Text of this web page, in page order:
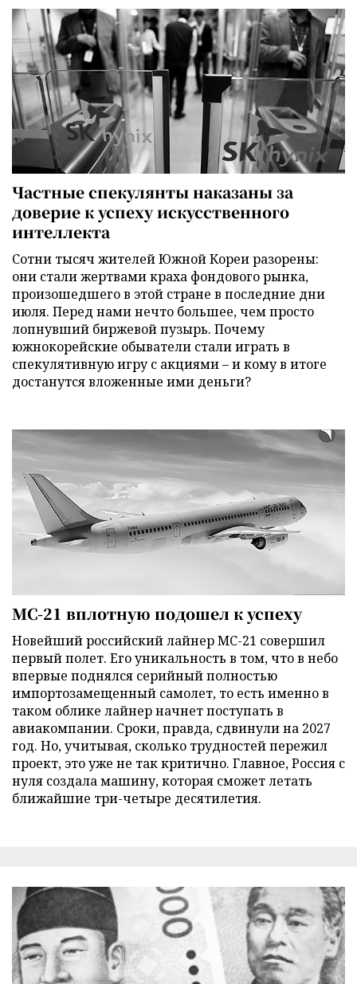
Частные спекулянты наказаны за
доверие к успеху искусственного
интеллекта
Сотни тысяч жителей Южной Кореи разорены:
они стали жертвами краха фондового рынка,
произошедшего в этой стране в последние дни
июля. Перед нами нечто большее, чем просто
лопнувший биржевой пузырь. Почему
южнокорейские обыватели стали играть в
спекулятивную игру с акциями – и кому в итоге
достанутся вложенные ими деньги?
МС-21 вплотную подошел к успеху
Новейший российский лайнер МС-21 совершил
первый полет. Его уникальность в том, что в небо
впервые поднялся серийный полностью
импортозамещенный самолет, то есть именно в
таком облике лайнер начнет поступать в
авиакомпании. Сроки, правда, сдвинули на 2027
год. Но, учитывая, сколько трудностей пережил
проект, это уже не так критично. Главное, Россия с
нуля создала машину, которая сможет летать
ближайшие три-четыре десятилетия.